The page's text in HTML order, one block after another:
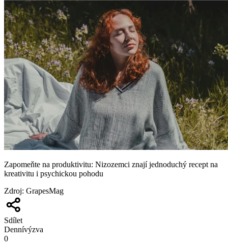
Zapomeňte na produktivitu: Nizozemci znají jednoduchý recept na
kreativitu i psychickou pohodu
Zdroj: GrapesMag
Sdílet
Dennívýzva
0